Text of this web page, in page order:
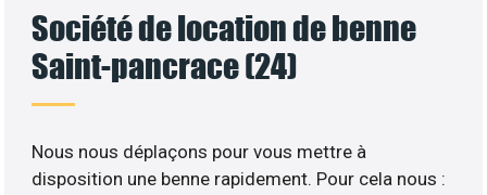
Société de location de benne
Saint-pancrace (24)
Nous nous déplaçons pour vous mettre à
disposition une benne rapidement. Pour cela nous :